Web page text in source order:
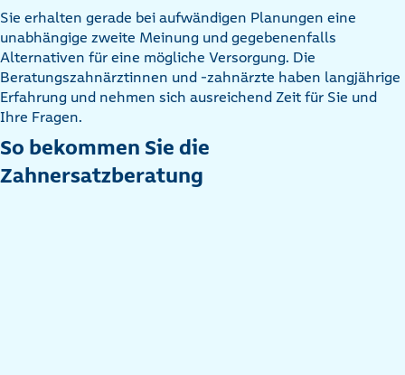
Sie erhalten gerade bei aufwändigen Planungen eine
unabhängige zweite Meinung und gegebenenfalls
Alternativen für eine mögliche Versorgung. Die
Beratungszahnärztinnen und -zahnärzte haben langjährige
Erfahrung und nehmen sich ausreichend Zeit für Sie und
Ihre Fragen.
So bekommen Sie die
Zahnersatzberatung